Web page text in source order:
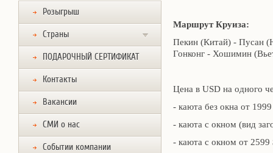
Розыгрыш
Страны
ПОДАРОЧНЫЙ СЕРТИФИКАТ
Контакты
Вакансии
СМИ о нас
Событии компании
Маршрут Круиза:
Пекин (Китай) - Пусан
Гонконг - Хошимин
Цена в USD на одного
- каюта без окна от
- каюта с окном (вид
- каюта с окном от 2599